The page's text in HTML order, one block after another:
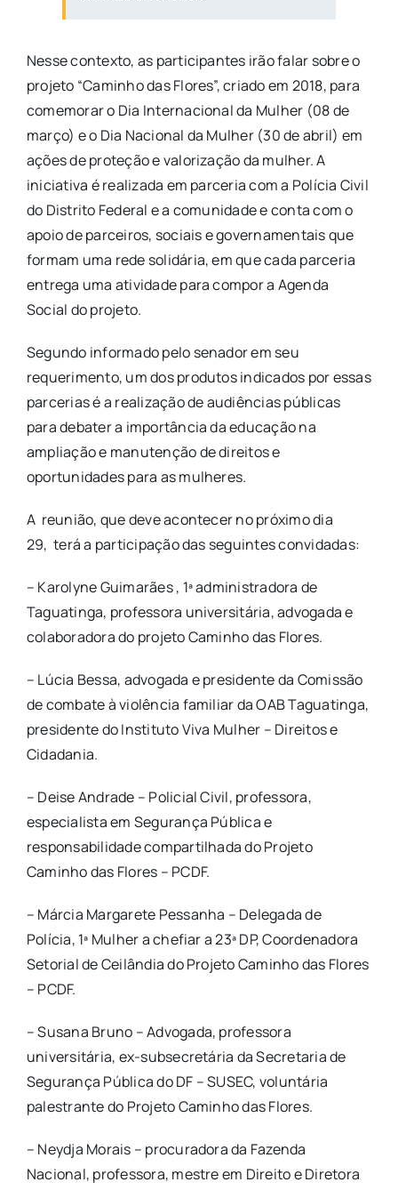
Nesse contexto, as participantes irão falar sobre o
projeto “Caminho das Flores”, criado em 2018, para
comemorar o Dia Internacional da Mulher (08 de
março) e o Dia Nacional da Mulher (30 de abril) em
ações de proteção e valorização da mulher. A
iniciativa é realizada em parceria com a Polícia Civil
do Distrito Federal e a comunidade e conta com o
apoio de parceiros, sociais e governamentais que
formam uma rede solidária, em que cada parceria
entrega uma atividade para compor a Agenda
Social do projeto.
Segundo informado pelo senador em seu
requerimento, um dos produtos indicados por essas
parcerias é a realização de audiências públicas
para debater a importância da educação na
ampliação e manutenção de direitos e
oportunidades para as mulheres.
A reunião, que deve acontecer no próximo dia
29, terá a participação das seguintes convidadas:
– Karolyne Guimarães , 1ª administradora de
Taguatinga, professora universitária, advogada e
colaboradora do projeto Caminho das Flores.
– Lúcia Bessa, advogada e presidente da Comissão
de combate à violência familiar da OAB Taguatinga,
presidente do Instituto Viva Mulher – Direitos e
Cidadania.
– Deise Andrade – Policial Civil, professora,
especialista em Segurança Pública e
responsabilidade compartilhada do Projeto
Caminho das Flores – PCDF.
– Márcia Margarete Pessanha – Delegada de
Polícia, 1ª Mulher a chefiar a 23ª DP, Coordenadora
Setorial de Ceilândia do Projeto Caminho das Flores
– PCDF.
– Susana Bruno – Advogada, professora
universitária, ex-subsecretária da Secretaria de
Segurança Pública do DF – SUSEC, voluntária
palestrante do Projeto Caminho das Flores.
– Neydja Morais – procuradora da Fazenda
Nacional, professora, mestre em Direito e Diretora